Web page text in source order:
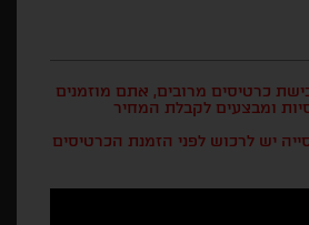
כרטיסים מרובים, אתם מוזמנים
ומבצעים לקבלת המחיר
יש לרכוש לפני הזמנת הכרטיסים